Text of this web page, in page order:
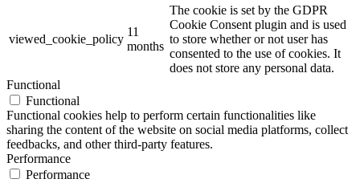
viewed_cookie_policy
11
months
The cookie is set by the GDPR
Cookie Consent plugin and is used
to store whether or not user has
consented to the use of cookies. It
does not store any personal data.
Functional
Functional
Functional cookies help to perform certain functionalities like
sharing the content of the website on social media platforms, collect
feedbacks, and other third-party features.
Performance
Performance